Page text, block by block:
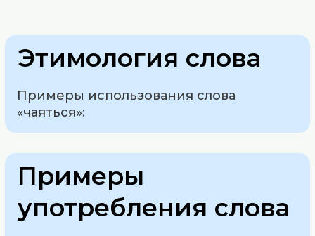
Этимология слова
Примеры использования слова
«чаяться»:
Примеры
употребления слова